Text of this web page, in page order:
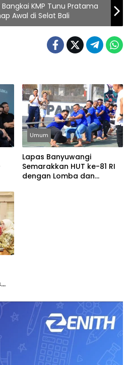
KMP Tunu Pratama
Awal di Selat Bali
Umum
Lapas Banyuwangi
Semarakkan HUT ke-81 RI
dengan Lomba dan